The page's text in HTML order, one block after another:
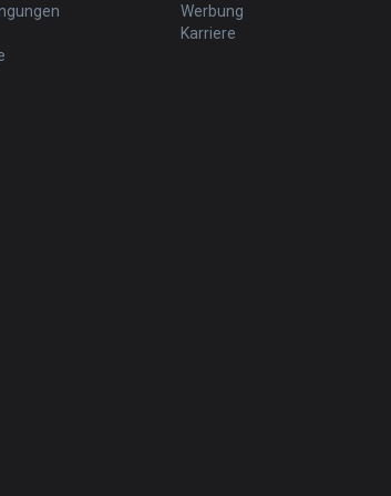
Werbung
Karriere